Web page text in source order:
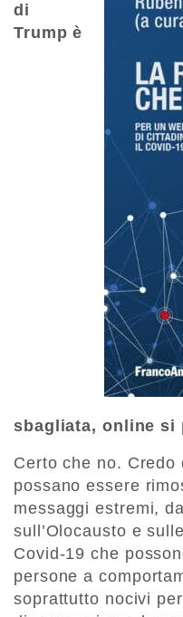
di
Trump è
sbagliata, online si
Certo che no. Credo
possano essere
messaggi estremi,
sull’Olocausto e
Covid-19 che
persone a
soprattutto nocivi